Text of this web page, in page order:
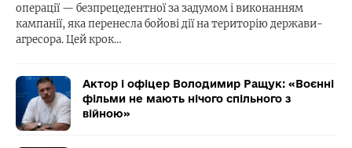
операції — безпрецедентної за задумом і виконанням
кампанії, яка перенесла бойові дії на територію держави-
агресора. Цей крок…
Актор і офіцер Володимир Ращук: «Воєнні
фільми не мають нічого спільного з
війною»